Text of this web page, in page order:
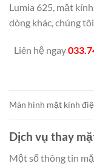
Lumia 625, mặt
dòng khác, chúng
Liên hệ ngay
Màn hình mặt kính
Dịch vụ thay
Một số thông tin